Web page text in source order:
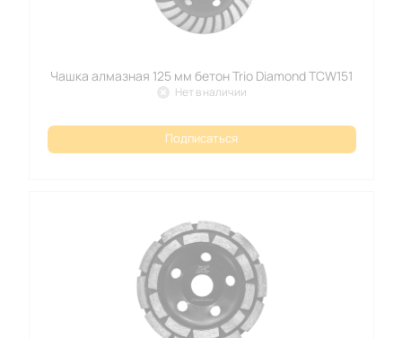
Чашка алмазная 125 мм бетон Trio Diamond TCW151
Нет в наличии
Подписаться